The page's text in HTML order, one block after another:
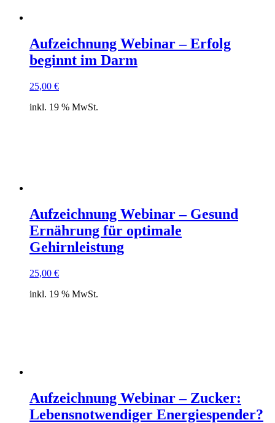
Aufzeichnung Webinar – Erfolg
beginnt im Darm
25,00 €
inkl. 19 % MwSt.
Aufzeichnung Webinar – Gesund
Ernährung für optimale
Gehirnleistung
25,00 €
inkl. 19 % MwSt.
Aufzeichnung Webinar – Zucker:
Lebensnotwendiger Energiespender?